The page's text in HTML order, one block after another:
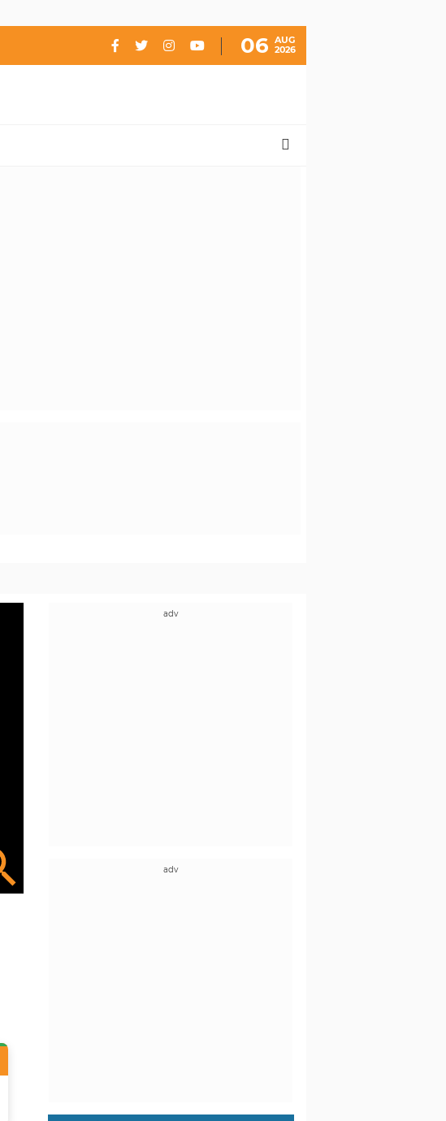
06 AUG
2026